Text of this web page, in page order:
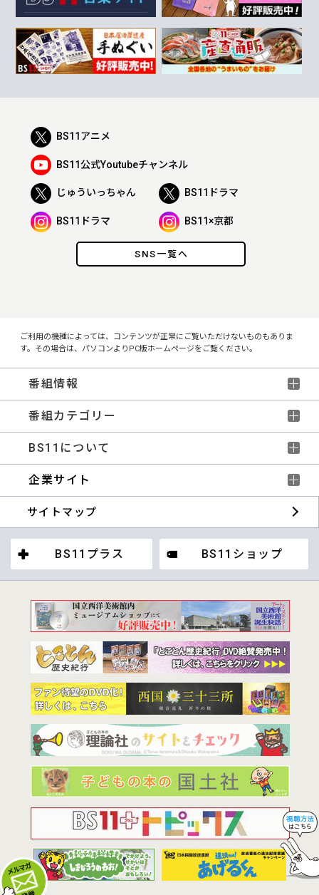
SNS一覧へ
BS11アニメ
BS11公式Youtubeチャンネル
じゅういっちゃん BS11ドラマ
BS11ドラマ BS11×京都
ご利用の機種によっては、コンテンツが正常にご覧いただけないものもありま
す。その場合は、パソコンよりPC版ホームページをご覧ください。
番組情報
番組カテゴリー
BS11について
企業サイト
サイトマップ
BS11プラス BS11ショップ